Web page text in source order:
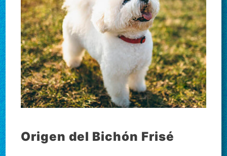
Origen del Bichón Frisé